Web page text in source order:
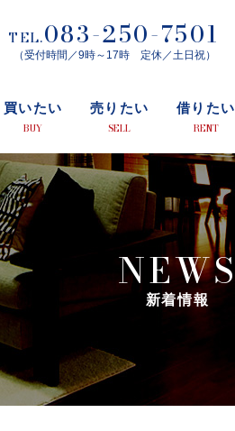
TEL.083-250-7501
（受付時間／9時～17時 定休／土日祝）
買いたい
BUY
売りたい
SELL
借りたい
RENT
NEWS
新着情報